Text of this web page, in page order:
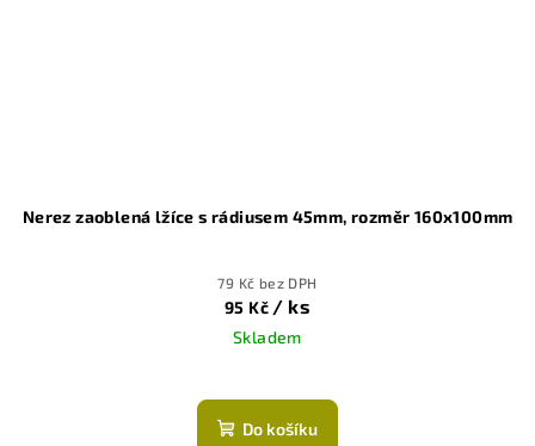
Nerez zaoblená lžíce s rádiusem 45mm, rozměr 160x100mm
79 Kč bez DPH
95 Kč / ks
Skladem
Do košíku